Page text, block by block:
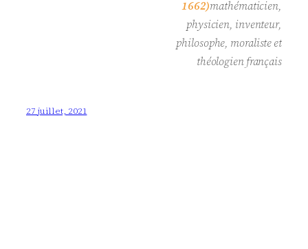
1662)mathématicien,
physicien, inventeur,
philosophe, moraliste et
théologien français
27 juillet, 2021